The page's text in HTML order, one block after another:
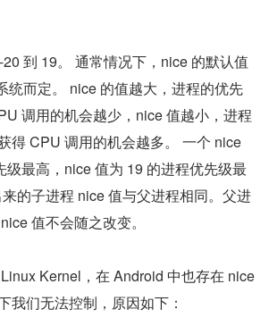
到 19。 通常情况下，nice 的默认值
统而定。 nice 的值越大，进程的优先
调用的机会越少，nice 值越小，进程
得 CPU 调用的机会越多。 一个 nice
级最高，nice 值为 19 的进程优先级最
的子进程 nice 值与父进程相同。父进
值不会随之改变。
Kernel，在 Android 中也存在 nice
我们无法控制，原因如下：